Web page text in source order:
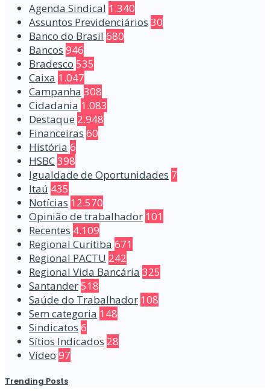
Agenda Sindical 1.340
Assuntos Previdenciários 30
Banco do Brasil 680
Bancos 946
Bradesco 535
Caixa 1.047
Campanha 308
Cidadania 1.083
Destaque 2.948
Financeiras 60
História 6
HSBC398
Igualdade de Oportunidades 7
Itaú 435
Notícias 12.570
Opinião de trabalhador 101
Recentes 4.109
Regional Curitiba 671
Regional PACTU 242
Regional Vida Bancária 325
Santander518
Saúde do Trabalhador 108
Sem categoria 148
Sindicatos 6
Sítios Indicados 28
Video 97
Trending Posts